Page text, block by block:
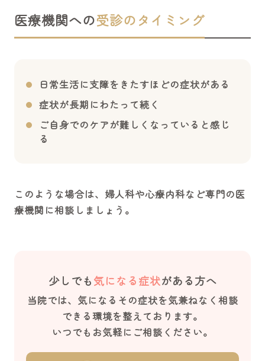
医療機関への受診のタイミング
日常生活に支障をきたすほどの症状がある
症状が長期にわたって続く
ご自身でのケアが難しくなっていると感じ
る
このような場合は、婦人科や心療内科など専門の医
療機関に相談しましょう。
少しでも気になる症状がある方へ
当院では、気になるその症状を気兼ねなく相談
できる環境を整えております。
いつでもお気軽にご相談ください。